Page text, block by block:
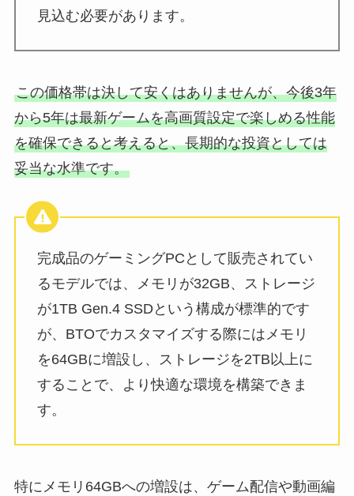
見込む必要があります。
この価格帯は決して安くはありませんが、今後3年
から5年は最新ゲームを高画質設定で楽しめる性能
を確保できると考えると、長期的な投資としては
妥当な水準です。
完成品のゲーミングPCとして販売されてい
るモデルでは、メモリが32GB、ストレージ
が1TB Gen.4 SSDという構成が標準的です
が、BTOでカスタマイズする際にはメモリ
を64GBに増設し、ストレージを2TB以上に
することで、より快適な環境を構築できま
す。
特にメモリ64GBへの増設は、ゲーム配信や動画編